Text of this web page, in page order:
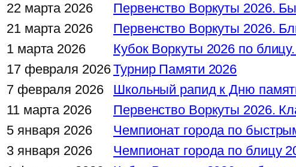
22 марта 2026
Первенство Воркуты 2026.
21 марта 2026
Первенство Воркуты 2026.
1 марта 2026
Кубок Воркуты 2026 по
17 февраля 2026Турнир Памяти 2026
7 февраля 2026
Школьный рапид к Дню
11 марта 2026
Первенство Воркуты 2026.
5 января 2026
Чемпионат города по
3 января 2026
Чемпионат города по блицу